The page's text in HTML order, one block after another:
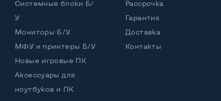
Интерфейс подключения Display portНет
Нет
Остальные возможности:
Системные блоки Б/
У
Мониторы Б/У
МФУ и принтеры Б/У
Новые игровые ПК
Аксессуары для
ноутбуков и ПК
Рассрочка
Гарантия
Доставка
Контакты